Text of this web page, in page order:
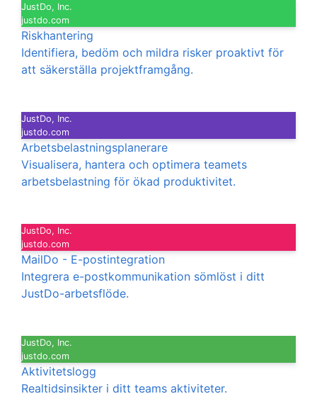
JustDo, Inc.
justdo.com
Riskhantering
Identifiera, bedöm och mildra risker proaktivt för
att säkerställa projektframgång.
JustDo, Inc.
justdo.com
Arbetsbelastningsplanerare
Visualisera, hantera och optimera teamets
arbetsbelastning för ökad produktivitet.
JustDo, Inc.
justdo.com
MailDo - E-postintegration
Integrera e-postkommunikation sömlöst i ditt
JustDo-arbetsflöde.
JustDo, Inc.
justdo.com
Aktivitetslogg
Realtidsinsikter i ditt teams aktiviteter.